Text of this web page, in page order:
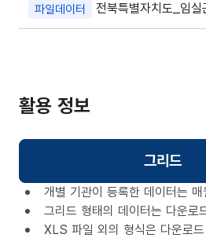
파일데이터 전북특별자치도_임실
활용 정보
그리드
선택됨
개별 기관이 등록한 데이터는
그리드 형태의 데이터는 다운
XLS 파일 외의 형식은 다운로